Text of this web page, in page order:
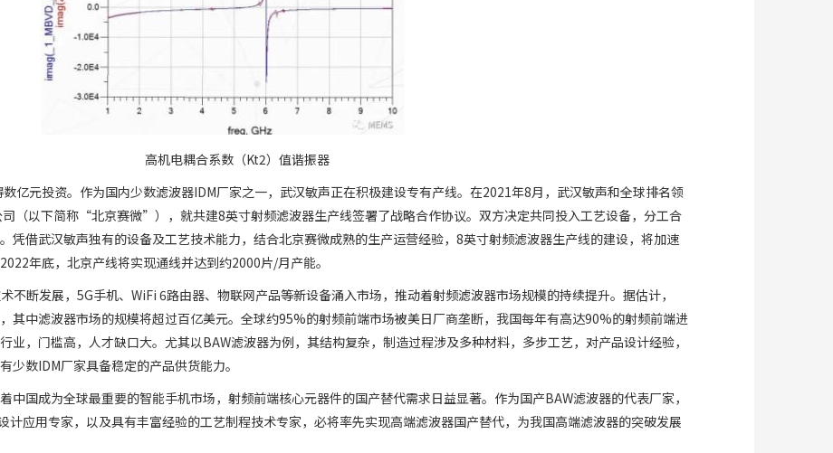
高机电耦合系数（Kt2）值谐振器
亿元投资。作为国内少数滤波器IDM厂家之一，武汉敏声正在积极建设专有产线。在2021年8月，武汉敏声和全球排名领
（以下简称“北京赛微”），就共建8英寸射频滤波器生产线签署了战略合作协议。双方决定共同投入工艺设备，分工合
凭借武汉敏声独有的设备及工艺技术能力，结合北京赛微成熟的生产运营经验，8英寸射频滤波器生产线的建设，将加速
年底，北京产线将实现通线并达到约2000片/月产能。
不断发展，5G手机、WiFi 6路由器、物联网产品等新设备涌入市场，推动着射频滤波器市场规模的持续提升。据估计，
其中滤波器市场的规模将超过百亿美元。全球约95%的射频前端市场被美日厂商垄断，我国每年有高达90%的射频前端进
业，门槛高，人才缺口大。尤其以BAW滤波器为例，其结构复杂，制造过程涉及多种材料，多步工艺，对产品设计经验，
少数IDM厂家具备稳定的产品供货能力。
中国成为全球最重要的智能手机市场，射频前端核心元器件的国产替代需求日益显著。作为国产BAW滤波器的代表厂家，
计应用专家，以及具有丰富经验的工艺制程技术专家，必将率先实现高端滤波器国产替代，为我国高端滤波器的突破发展